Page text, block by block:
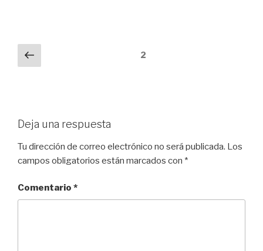
Paginación
de
Anterior 2
Deja una respuesta
Tu dirección de correo electrónico no será publicada. Los
campos obligatorios están marcados con *
Comentario *